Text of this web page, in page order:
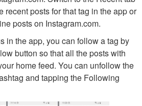
recent posts for that tag in the app or
posts on Instagram.com.
in the app, you can follow a tag by
button so that all the posts with
home feed. You can unfollow the
and tapping the Following